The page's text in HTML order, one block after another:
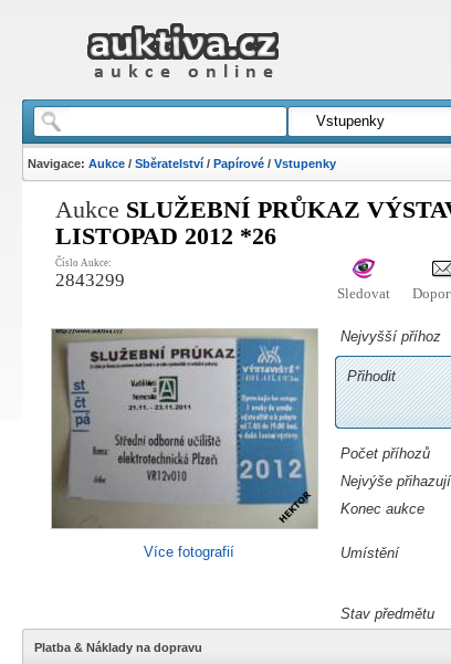
Navigace:Aukce /Sběratelství /Papírové /Vstupenky
Aukce SLUŽEBNÍ PRŮKAZ
LISTOPAD 2012 *26
Číslo Aukce:
2843299
Sledovat
Více fotografií
Nejvyšší příhoz
Přihodit
Počet příhozů
Nejvýše
Konec aukce
Umístění
Stav předmětu
Platba & Náklady na dopravu